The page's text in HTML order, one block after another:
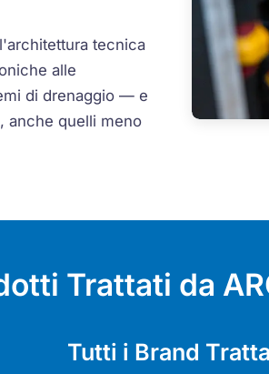
tecnica
alle
di drenaggio — e
anche quelli meno
Trattati da
Tutti i Brand